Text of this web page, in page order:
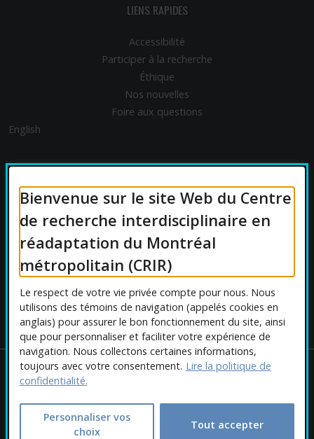
Bienvenue sur le site Web du Centre
de recherche interdisciplinaire en
réadaptation du Montréal
métropolitain (CRIR)
Le respect de votre vie privée compte pour nous. Nous
utilisons des témoins de navigation (appelés cookies en
anglais) pour assurer le bon fonctionnement du site, ainsi
que pour personnaliser et faciliter votre expérience de
navigation. Nous collectons certaines informations,
toujours avec votre consentement. Lire la politique de
confidentialité.
Personnaliser vos
choix
Tout accepter
LIENS RAPIDES
Accessibilité
Participer à la recherche
Éthique
Nos nouvelles
Foire aux questions
English
AFFILIATIONS UNIVERSITAIRES
Copyright © 2026 CRIR . Tous droits réservés.
Conception :Ekloweb